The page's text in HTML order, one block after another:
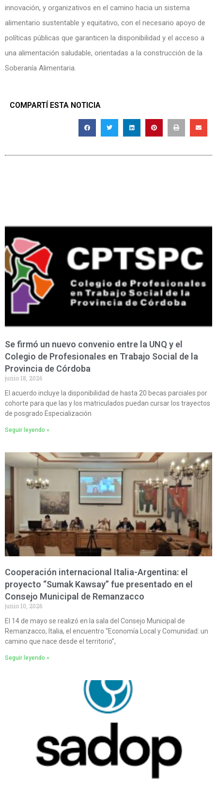
innovación, y organizativos en el camino hacia un sistema
alimentario sustentable y equitativo, con el necesario apoyo de
políticas públicas que garanticen la disponibilidad y el acceso a
una alimentación saludable, orientadas a la construcción de la
Soberanía Alimentaria.
COMPARTÍ ESTA NOTICIA
Se firmó un nuevo convenio entre la UNQ y el
Colegio de Profesionales en Trabajo Social de la
Provincia de Córdoba
junio 18, 2026
El acuerdo incluye la disponibilidad de hasta 20 becas parciales por
cohorte para que las y los matriculados puedan cursar los trayectos
de posgrado Especialización
Seguir leyendo »
Cooperación internacional Italia-Argentina: el
proyecto “Sumak Kawsay” fue presentado en el
Consejo Municipal de Remanzacco
junio 10, 2026
El 14 de mayo se realizó en la sala del Consejo Municipal de
Remanzacco, Italia, el encuentro “Economía Local y Comunidad: un
camino que nace desde el territorio”,
Seguir leyendo »